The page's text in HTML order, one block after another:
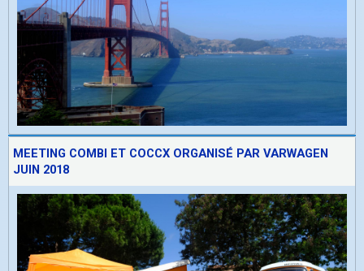
MEETING COMBI ET COCCX ORGANISÉ PAR VARWAGEN
JUIN 2018